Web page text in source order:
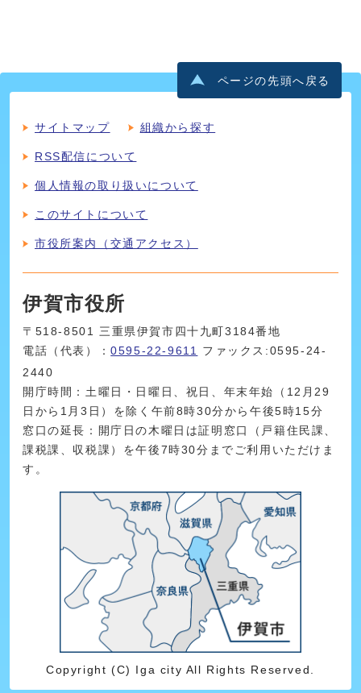
ページの先頭へ戻る
サイトマップ 組織から探す
RSS配信について
個人情報の取り扱いについて
このサイトについて
市役所案内（交通アクセス）
伊賀市役所
〒518-8501 三重県伊賀市四十九町3184番地
電話（代表）：0595-22-9611
ファックス:0595-24-
2440
開庁時間：土曜日・日曜日、祝日、年末年始（12月29
日から1月3日）を除く午前8時30分から午後5時15分
窓口の延長：開庁日の木曜日は証明窓口（戸籍住民課、
課税課、収税課）を午後7時30分までご利用いただけま
す。
Copyright (C) Iga city All Rights Reserved.